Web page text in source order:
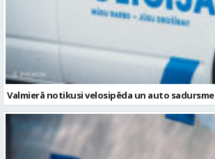
Valmierā notikusi velosipēda un auto sadursme